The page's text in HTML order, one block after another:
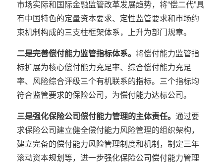
市场实际和国际金融监管改革发展趋势，将“偿二代”具
有中国特色的定量资本要求、定性监管要求和市场约
束机制构成的三支柱框架体系，上升为部门规章。
二是完善偿付能力监管指标体系。 将偿付能力监管指
标扩展为核心偿付能力充足率、综合偿付能力充足
率、风险综合评级三个有机联系的指标。三个指标均
符合监管要求的保险公司，为偿付能力达标公司。
三是强化保险公司偿付能力管理的主体责任。 通过要
求保险公司建立健全偿付能力风险管理的组织架构，
建立完备的偿付能力风险管理制度和机制，制定三年
滚动资本规划等，进一步强化保险公司偿付能力管理